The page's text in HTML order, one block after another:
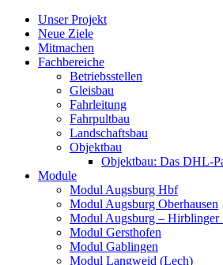
Skip
content
Unser Projekt
Neue Ziele
Mitmachen
Fachbereiche
Betriebsstellen
Gleisbau
Fahrleitung
Fahrpultbau
Landschaftsbau
Objektbau
Objektbau: Das DHL-
Module
Modul Augsburg Hbf
Modul Augsburg Oberhausen
Modul Augsburg – Hirblinger
Modul Gersthofen
Modul Gablingen
Modul Langweid (Lech)